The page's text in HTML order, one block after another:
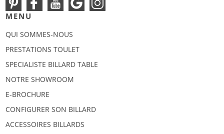
MENU
QUI SOMMES-NOUS
PRESTATIONS TOULET
SPECIALISTE BILLARD TABLE
NOTRE SHOWROOM
E-BROCHURE
CONFIGURER SON BILLARD
ACCESSOIRES BILLARDS